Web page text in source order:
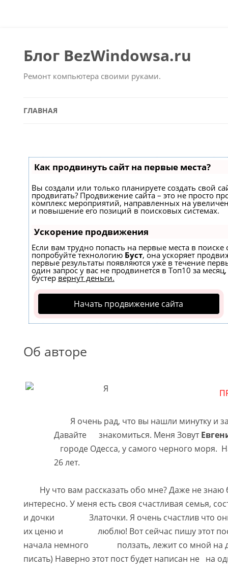
Блог BezWindowsa.ru
Ремонт компьютера своими руками.
ГЛАВНАЯ
Как продвинуть сайт на первые места?
Вы создали или только планируете создать свой
продвигать? Продвижение сайта – это не просто
комплекс мероприятий, направленных на
и повышение его позиций в поисковых системах.
Ускорение продвижения
Если вам трудно попасть на первые места в поиске
попробуйте технологию Буст, она ускоряет
первые результаты появляются уже в течение
один запрос у вас не продвинется в Топ10 за
бустер вернут деньги.
Начать продвижение сайта
Об авторе
Я очень рад, что вы нашли минутку и
Давайте знакомиться. Меня Зовут
городе Одесса, у самого черного моря.
26 лет.
Ну что вам рассказать обо мне? Даже не знаю
интересно. У меня есть своя счастливая семья,
и дочки Златочки. Я очень счастлив что они
их ценю и люблю! Вот сейчас пишу этот
начала немного ползать, лежит со мной на
писать) Наверно этот пост будет написан не на